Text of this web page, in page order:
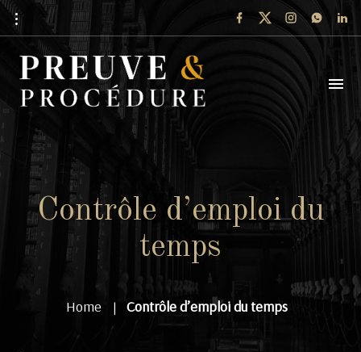
Contrôle d’emploi du
temps
Home | Contrôle d’emploi du temps